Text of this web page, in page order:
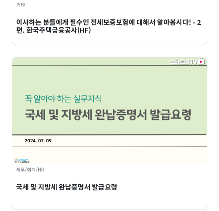
기타
이사하는 분들에게 필수인 전세보증보험에 대해서 알아봅시다! - 2
편. 한국주택금융공사(HF)
세무/회계/HR
국세 및 지방세 완납증명서 발급요령